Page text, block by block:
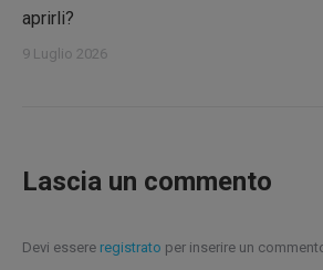
aprirli?
9 Luglio 2026
Lascia un commento
Devi essere registrato per inserire un